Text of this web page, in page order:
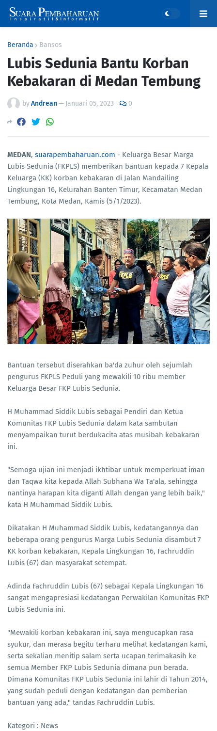
Beranda Bansos
Lubis Sedunia Bantu Korban
Kebakaran di Medan Tembung
byAndrean— Januari 05, 2023 0
MEDAN, suarapembaharuan.com - Keluarga Besar Marga
Lubis Sedunia (FKPLS) memberikan bantuan kepada 7 Kepala
Keluarga (KK) korban kebakaran di Jalan Mandailing
Lingkungan 16, Kelurahan Banten Timur, Kecamatan Medan
Tembung, Kota Medan, Kamis (5/1/2023).
Bantuan tersebut diserahkan ba'da zuhur oleh sejumlah
pengurus FKPLS Peduli yang mewakili 10 ribu member
Keluarga Besar FKP Lubis Sedunia.
H Muhammad Siddik Lubis sebagai Pendiri dan Ketua
Komunitas FKP Lubis Sedunia dalam kata sambutan
menyampaikan turut berdukacita atas musibah kebakaran
ini.
"Semoga ujian ini menjadi ikhtibar untuk memperkuat iman
dan Taqwa kita kepada Allah Subhana Wa Ta'ala, sehingga
nantinya harapan kita diganti Allah dengan yang lebih baik,"
kata H Muhammad Siddik Lubis.
Dikatakan H Muhammad Siddik Lubis, kedatangannya dan
beberapa orang pengurus Marga Lubis Sedunia disambut 7
KK korban kebakaran, Kepala Lingkungan 16, Fachruddin
Lubis (67) dan masyarakat setempat.
Adinda Fachruddin Lubis (67) sebagai Kepala Lingkungan 16
sangat mengapresiasi kedatangan Perwakilan Komunitas FKP
Lubis Sedunia ini.
"Mewakili korban kebakaran ini, saya mengucapkan rasa
syukur, dan merasa begitu terharu melihat kedatangan kami,
serta sekalian menitip salam serta ucapan terimakasih ke
semua Member FKP Lubis Sedunia dimana pun berada.
Dimana Komunitas FKP Lubis Sedunia ini lahir di Tahun 2014,
yang sudah peduli dengan kedatangan dan pemberian
bantuan yang ada," tandas Fachruddin Lubis.
Kategori : News